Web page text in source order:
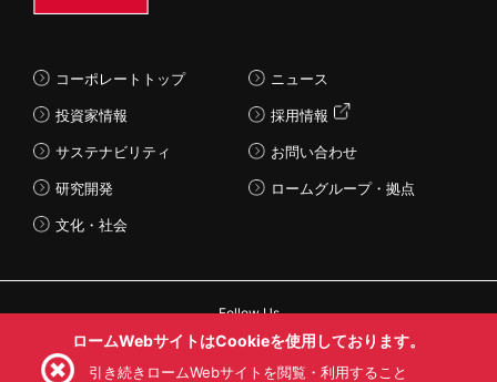
コーポレートトップ
投資家情報
サステナビリティ
研究開発
文化・社会
ニュース
採用情報
お問い合わせ
ロームグループ・拠点
Follow Us
ロームWebサイトはCookieを使用しております。
引き続きロームWebサイトを閲覧・利用すること